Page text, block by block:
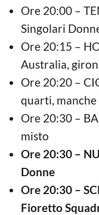
Ore 20:00 –
Singolari
Ore 20:15 –
Australia,
Ore 20:20 –
quarti, manche
Ore 20:30 –
misto
Ore 20:30 –
Donne
Ore 20:30 –
Fioretto